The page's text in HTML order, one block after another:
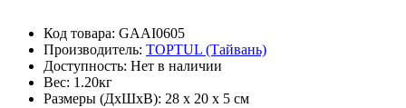
Код товара: GAAI0605
Производитель: TOPTUL (Тайвань)
Доступность: Нет в наличии
Вес: 1.20кг
Размеры (ДxШxВ): 28 x 20 x 5 см